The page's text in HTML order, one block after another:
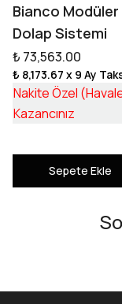
Bianco Modüler
Dolap Sistemi
₺ 73,563.00
₺ 8,173.67 x 9 Ay
Nakite Özel
Kazancınız
Sepete Ekle